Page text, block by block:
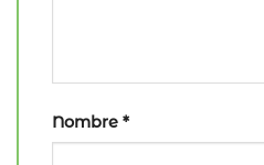
Nombre *